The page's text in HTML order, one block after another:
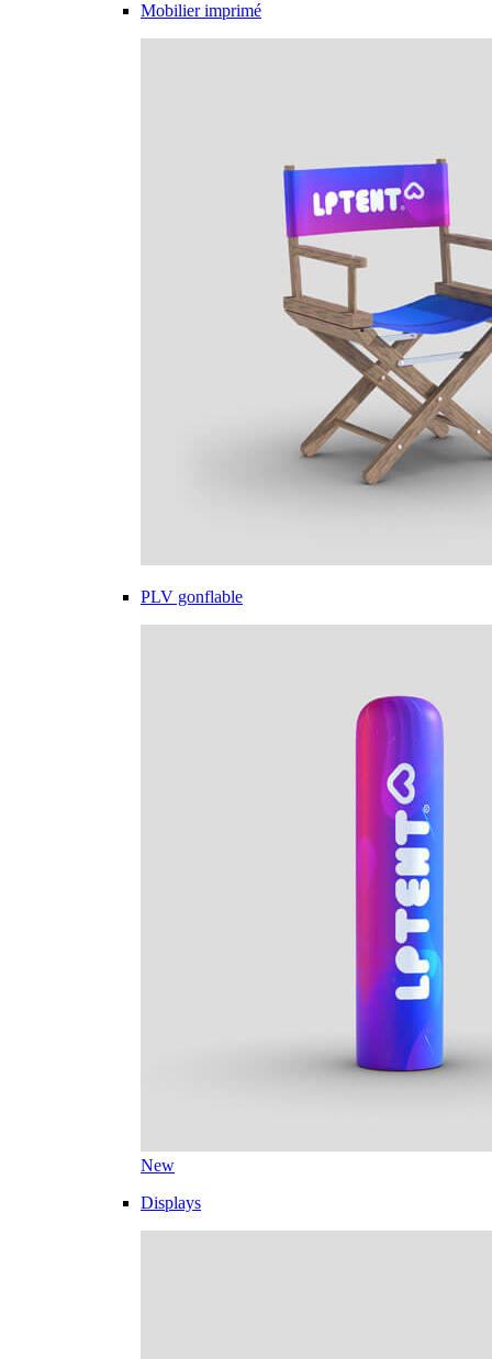
Mobilier imprimé
PLV gonflable
New
Displays